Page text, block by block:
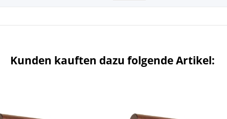
Kunden kauften dazu folgende Artikel: